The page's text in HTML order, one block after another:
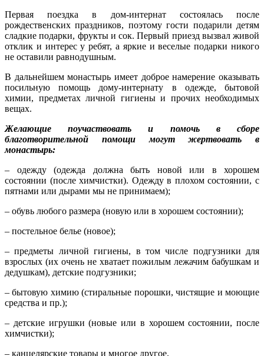
Первая поездка в дом-интернат состоялась после
рождественских праздников, поэтому гости подарили детям
сладкие подарки, фрукты и сок. Первый приезд вызвал живой
отклик и интерес у ребят, а яркие и веселые подарки никого
не оставили равнодушным.
В дальнейшем монастырь имеет доброе намерение оказывать
посильную помощь дому-интернату в одежде, бытовой
химии, предметах личной гигиены и прочих необходимых
вещах.
Желающие поучаствовать и помочь в сборе
благотворительной помощи могут жертвовать в
монастырь:
– одежду (одежда должна быть новой или в хорошем
состоянии (после химчистки). Одежду в плохом состоянии, с
пятнами или дырами мы не принимаем);
– обувь любого размера (новую или в хорошем состоянии);
– постельное белье (новое);
– предметы личной гигиены, в том числе подгузники для
взрослых (их очень не хватает пожилым лежачим бабушкам и
дедушкам), детские подгузники;
– бытовую химию (стиральные порошки, чистящие и моющие
средства и пр.);
– детские игрушки (новые или в хорошем состоянии, после
химчистки);
– канцелярские товары и многое другое.